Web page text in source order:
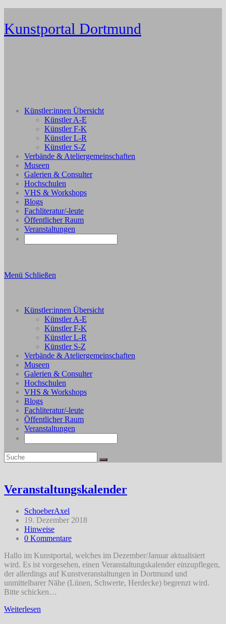
springen
Kunstportal Dortmund
Künstler:innen Übersicht
Künstler A-E
Künstler F-K
Künstler L-R
Künstler S-Z
Verbände & Ateliergemeinschaften
Museen
Galerien & Consulter
Hochschulen
VHS & Workshops
Blogs
Fachliteratur/-leute
Öffentlicher Raum
Veranstaltungen
Menü Schließen
Künstler:innen Übersicht
Künstler A-E
Künstler F-K
Künstler L-R
Künstler S-Z
Verbände & Ateliergemeinschaften
Museen
Galerien & Consulter
Hochschulen
VHS & Workshops
Blogs
Fachliteratur/-leute
Öffentlicher Raum
Veranstaltungen
Veranstaltungskalender
Beitrags-
Autor:
SchoeberAxel
Beitrag
veröffentlicht:
19. Dezember 2018
Beitrags-
Kategorie:
Hinweise
Beitrags-
0 Kommentare
Hallo im Kunstportal, welches im Dezember/Januar aktualisiert
wird. Es ist vorgesehen, einen Veranstaltungskalender einzupflegen,
der allerdings auf Kunstveranstaltungen in Dortmund und
unmittelbarer Nähe (Lünen, Schwerte, Herdecke) begrenzt wird.
Bitte schicken…
Weiterlesen